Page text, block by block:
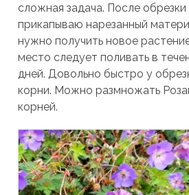
сложная задача. После обрезки
прикапываю нарезанный
нужно получить новое
место следует поливать в
дней. Довольно быстро у
корни. Можно размножать
корней.